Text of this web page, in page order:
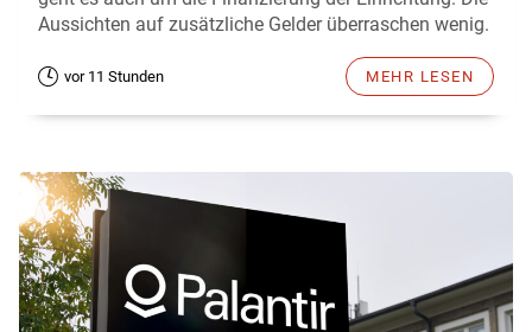
Aussichten auf zusätzliche Gelder überraschen wenig.
vor 11 Stunden MEHR LESEN